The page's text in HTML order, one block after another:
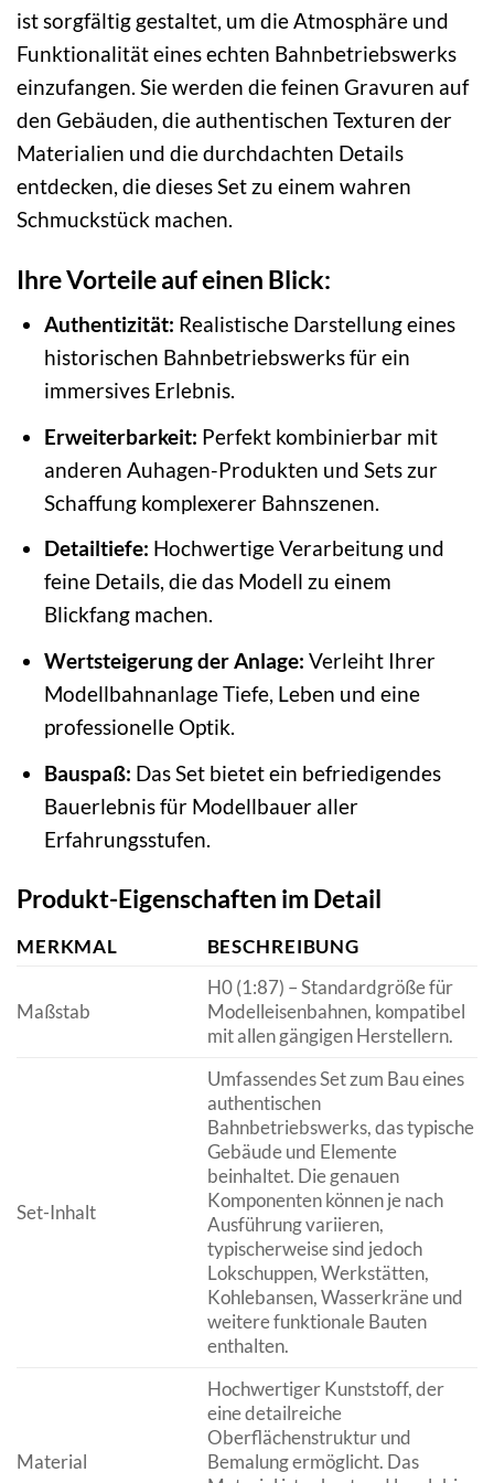
ist sorgfältig gestaltet, um die Atmosphäre und
Funktionalität eines echten Bahnbetriebswerks
einzufangen. Sie werden die feinen Gravuren auf
den Gebäuden, die authentischen Texturen der
Materialien und die durchdachten Details
entdecken, die dieses Set zu einem wahren
Schmuckstück machen.
Ihre Vorteile auf einen Blick:
Authentizität: Realistische Darstellung eines
historischen Bahnbetriebswerks für ein
immersives Erlebnis.
Erweiterbarkeit: Perfekt kombinierbar mit
anderen Auhagen-Produkten und Sets zur
Schaffung komplexerer Bahnszenen.
Detailtiefe: Hochwertige Verarbeitung und
feine Details, die das Modell zu einem
Blickfang machen.
Wertsteigerung der Anlage: Verleiht Ihrer
Modellbahnanlage Tiefe, Leben und eine
professionelle Optik.
Bauspaß: Das Set bietet ein befriedigendes
Bauerlebnis für Modellbauer aller
Erfahrungsstufen.
Produkt-Eigenschaften im Detail
MERKMAL BESCHREIBUNG
Maßstab
H0 (1:87) – Standardgröße für
Modelleisenbahnen, kompatibel
mit allen gängigen Herstellern.
Set-Inhalt
Umfassendes Set zum Bau eines
authentischen
Bahnbetriebswerks, das typische
Gebäude und Elemente
beinhaltet. Die genauen
Komponenten können je nach
Ausführung variieren,
typischerweise sind jedoch
Lokschuppen, Werkstätten,
Kohlebansen, Wasserkräne und
weitere funktionale Bauten
enthalten.
Material
Hochwertiger Kunststoff, der
eine detailreiche
Oberflächenstruktur und
Bemalung ermöglicht. Das